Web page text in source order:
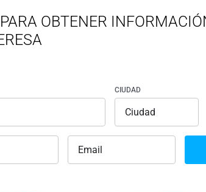
OBTENER
CIUDAD